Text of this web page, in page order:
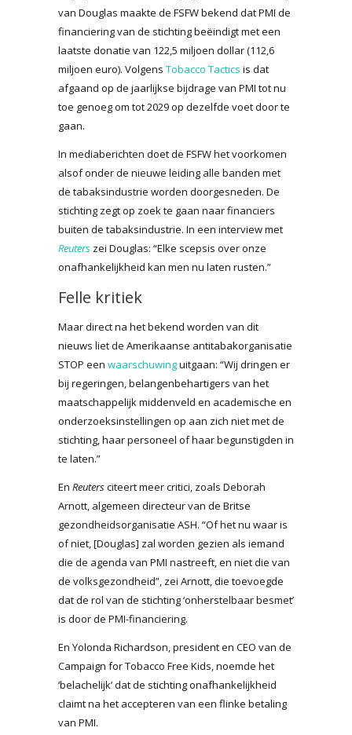
van Douglas maakte de FSFW bekend dat PMI de
financiering van de stichting beëindigt met een
laatste donatie van 122,5 miljoen dollar (112,6
miljoen euro). Volgens Tobacco Tactics is dat
afgaand op de jaarlijkse bijdrage van PMI tot nu
toe genoeg om tot 2029 op dezelfde voet door te
gaan.
In mediaberichten doet de FSFW het voorkomen
alsof onder de nieuwe leiding alle banden met
de tabaksindustrie worden doorgesneden. De
stichting zegt op zoek te gaan naar financiers
buiten de tabaksindustrie. In een interview met
Reuters zei Douglas: “Elke scepsis over onze
onafhankelijkheid kan men nu laten rusten.”
Felle kritiek
Maar direct na het bekend worden van dit
nieuws liet de Amerikaanse antitabakorganisatie
STOP een waarschuwinguitgaan: “Wij dringen er
bij regeringen, belangenbehartigers van het
maatschappelijk middenveld en academische en
onderzoeksinstellingen op aan zich niet met de
stichting, haar personeel of haar begunstigden in
te laten.”
En Reutersciteert meer critici, zoals Deborah
Arnott, algemeen directeur van de Britse
gezondheidsorganisatie ASH. “Of het nu waar is
of niet, [Douglas] zal worden gezien als iemand
die de agenda van PMI nastreeft, en niet die van
de volksgezondheid”, zei Arnott, die toevoegde
dat de rol van de stichting ‘onherstelbaar besmet’
is door de PMI-financiering.
En Yolonda Richardson, president en CEO van de
Campaign for Tobacco Free Kids, noemde het
‘belachelijk’ dat de stichting onafhankelijkheid
claimt na het accepteren van een flinke betaling
van PMI.